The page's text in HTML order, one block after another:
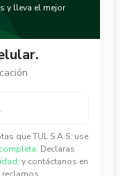
y lleva el mejor
que TUL S.A.S. use
Declaras
y contáctanos en
✕
✕